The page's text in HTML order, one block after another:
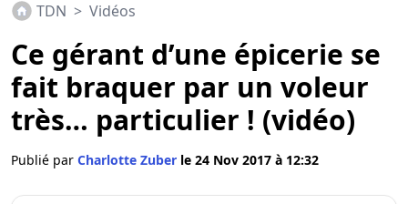
TDN > Vidéos
Ce gérant d’une épicerie se
fait braquer par un voleur
très… particulier ! (vidéo)
Publié par Charlotte Zuber le 24 Nov 2017 à 12:32